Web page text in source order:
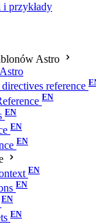
przykłady
Astro
reference